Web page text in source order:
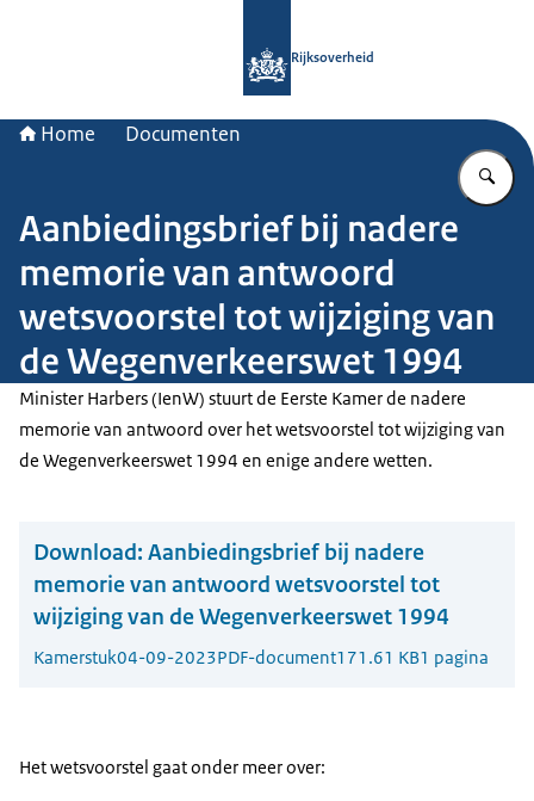
Rijksoverheid
Home Documenten
Aanbiedingsbrief bij nadere
memorie van antwoord
wetsvoorstel tot wijziging van
de Wegenverkeerswet 1994
Minister Harbers (IenW) stuurt de Eerste Kamer de nadere
memorie van antwoord over het wetsvoorstel tot wijziging van
de Wegenverkeerswet 1994 en enige andere wetten.
Download: Aanbiedingsbrief bij nadere
memorie van antwoord wetsvoorstel tot
wijziging van de Wegenverkeerswet 1994
Kamerstuk04-09-2023PDF-document171.61 KB1 pagina
Het wetsvoorstel gaat onder meer over: